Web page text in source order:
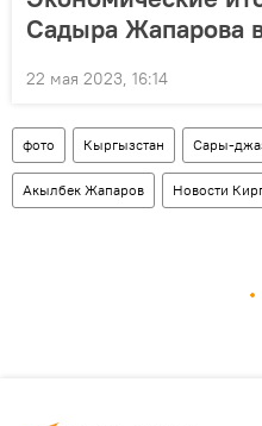
Садыра Жапарова
22 мая 2023, 16:14
фото Кыргызстан Сары-
Акылбек Жапаров Новости